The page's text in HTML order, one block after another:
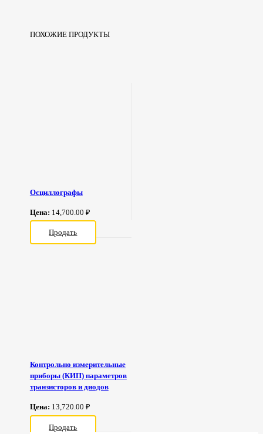
ПОХОЖИЕ ПРОДУКТЫ
Осциллографы
Цена: 14,700.00 ₽
Продать
Контрольно измерительные
приборы (КИП) параметров
транзисторов и диодов
Цена: 13,720.00 ₽
Продать